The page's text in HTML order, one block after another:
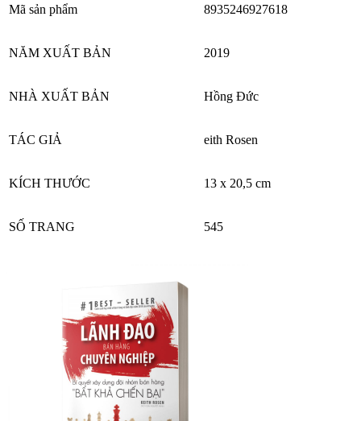
Mã sản phẩm 8935246927618
NĂM XUẤT BẢN 2019
NHÀ XUẤT BẢN Hồng Đức
TÁC GIẢ eith Rosen
KÍCH THƯỚC 13 x 20,5 cm
SỐ TRANG 545